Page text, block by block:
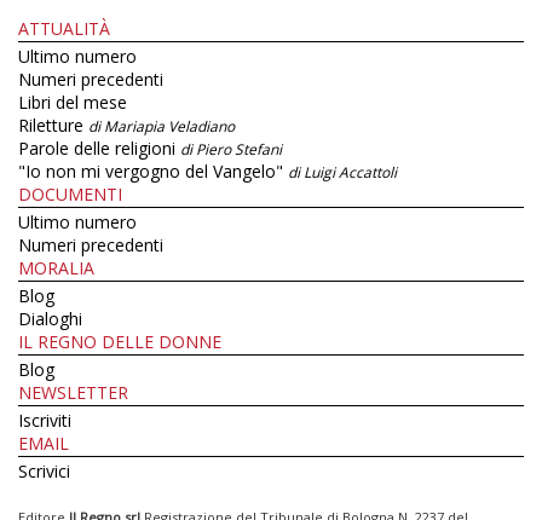
ATTUALITÀ
Ultimo numero
Numeri precedenti
Libri del mese
Riletture di Mariapia Veladiano
Parole delle religioni di Piero Stefani
"Io non mi vergogno del Vangelo" di Luigi Accattoli
DOCUMENTI
Ultimo numero
Numeri precedenti
MORALIA
Blog
Dialoghi
IL REGNO DELLE DONNE
Blog
NEWSLETTER
Iscriviti
EMAIL
Scrivici